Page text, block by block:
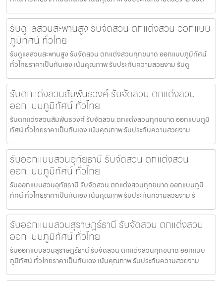
รับดูแลสวนสะพานสูง รับจัดสวน ตกแต่งสวน ออกแบบ
ภูมิทัศน์ ทั่วไทย
รับดูแลสวนสะพานสูง รับจัดสวน ตกแต่งสวนทุกขนาด ออกแบบภูมิทัศน์
ทั่วไทยราคาเป็นกันเอง เน้นคุณภาพ รับประกันความสวยงาม รับดู
รับตกแต่งสวนสัมพันธวงศ์ รับจัดสวน ตกแต่งสวน
ออกแบบภูมิทัศน์ ทั่วไทย
รับตกแต่งสวนสัมพันธวงศ์ รับจัดสวน ตกแต่งสวนทุกขนาด ออกแบบภูมิ
ทัศน์ ทั่วไทยราคาเป็นกันเอง เน้นคุณภาพ รับประกันความสวยงาม
รับออกแบบสวนอุทัยธานี รับจัดสวน ตกแต่งสวน
ออกแบบภูมิทัศน์ ทั่วไทย
รับออกแบบสวนอุทัยธานี รับจัดสวน ตกแต่งสวนทุกขนาด ออกแบบภูมิ
ทัศน์ ทั่วไทยราคาเป็นกันเอง เน้นคุณภาพ รับประกันความสวยงาม รั
รับออกแบบสวนสุราษฎร์ธานี รับจัดสวน ตกแต่งสวน
ออกแบบภูมิทัศน์ ทั่วไทย
รับออกแบบสวนสุราษฎร์ธานี รับจัดสวน ตกแต่งสวนทุกขนาด ออกแบบ
ภูมิทัศน์ ทั่วไทยราคาเป็นกันเอง เน้นคุณภาพ รับประกันความสวยงาม